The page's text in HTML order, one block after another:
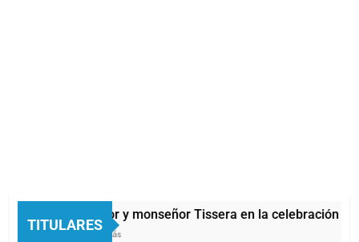
TITULARES
Carlos Balor y monseñor Tissera en la celebración
58 Minutos Atrás